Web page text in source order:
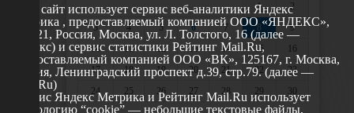
1
2
3
4 5 6 7 8
9
10
11 12 13 14 15
16
17
18 19 20 21 22
23
24
25 26 27 28 29
30
Этот сайт использует сервис веб-аналитики Яндекс
Метрика , предоставляемый компанией ООО «ЯНДЕКС»,
119021, Россия, Москва, ул. Л. Толстого, 16 (далее —
Яндекс) и сервис статистики Рейтинг Mail.Ru,
предоставляемый компанией ООО «ВК», 125167, г. Москва,
Россия, Ленинградский проспект д.39, стр.79. (далее —
Mail.Ru)
Сервис Яндекс Метрика и Рейтинг Mail.Ru использует
технологию “cookie” — небольшие текстовые файлы,